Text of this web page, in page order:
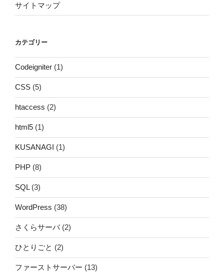
サイトマップ
カテゴリー
Codeigniter (1)
CSS (5)
htaccess (2)
html5 (1)
KUSANAGI (1)
PHP (8)
SQL(3)
WordPress (38)
さくらサーバ(2)
ひとりごと (2)
ファーストサーバー (13)